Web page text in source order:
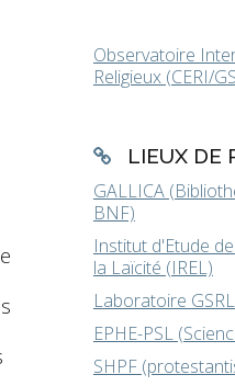
Observatoire
Religieux (CERI/
LIEUX DE
GALLICA
BNF)
Institut d'Etude
la Laïcité (IREL)
Laboratoire GSRL
EPHE-PSL
SHPF